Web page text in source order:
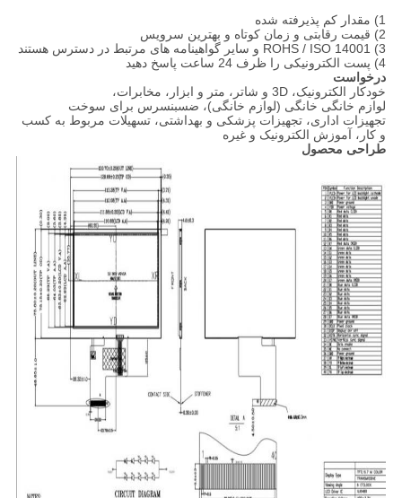
1) مقدار کم پذیرفته شده
2) قیمت رقابتی و زمان کوتاه و بهترین سرویس
3) ROHS / ISO 14001 و سایر گواهینامه های مرتبط در دسترس هستند
4) پست الکترونیکی را ظرف 24 ساعت پاسخ دهید
درخواست
خودکار الکترونیک، 3D و شاتر، متر و ابزار، مخابرات،
لوازم خانگی خانگی (لوازم خانگی)، ضسبنسرس برای سوخت
تجهیزات اداری، تجهیزات پزشکی و بهداشتی، تسهیلات مربوط به کسب
و کار، آموزش الکترونیک و غیره
طراحی محصول